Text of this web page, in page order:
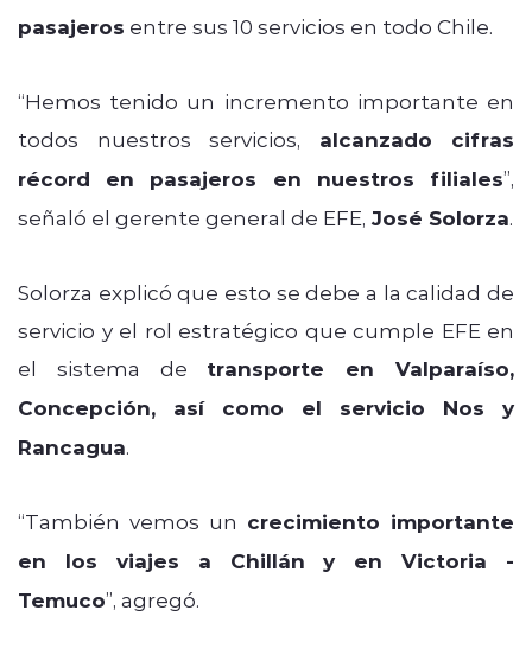
pasajeros entre sus 10 servicios en todo Chile.
“Hemos tenido un incremento importante en
todos nuestros servicios, alcanzado cifras
récord en pasajeros en nuestros filiales”,
señaló el gerente general de EFE, José Solorza.
Solorza explicó que esto se debe a la calidad de
servicio y el rol estratégico que cumple EFE en
el sistema de transporte en Valparaíso,
Concepción, así como el servicio Nos y
Rancagua.
“También vemos un crecimiento importante
en los viajes a Chillán y en Victoria -
Temuco”, agregó.